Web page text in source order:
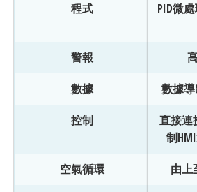
程式
警報
數據
控制
空氣循環
PID微
數據導
直接連
制
由上